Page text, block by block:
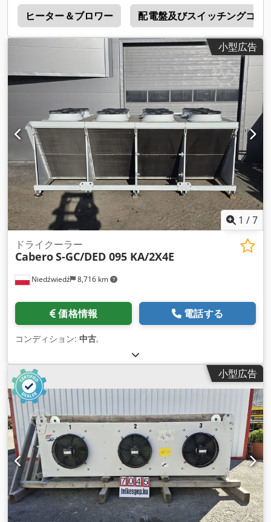
ヒーター＆ブロワー 配電盤及びスイッチングコン
小型広告
1 /7
Niedźwiedź 8,716 km
ドライクーラー
CaberoS-GC/DED 095 KA/2X4E
価格情報 電話する
コンディション: 中古,
小型広告